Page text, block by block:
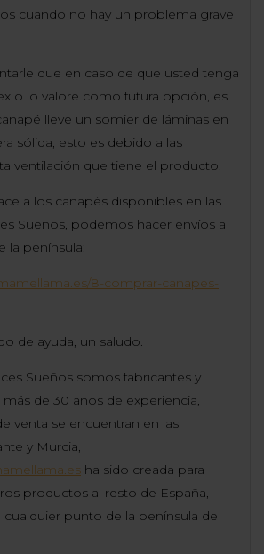
cuando no hay un problema grave
que en caso de que usted tenga
o lo valore como futura opción, es
lleve un somier de láminas en
sólida, esto es debido a las
ventilación que tiene el producto.
a los canapés disponibles en las
Sueños, podemos hacer envíos a
la península:
8-comprar-canapes-
de ayuda, un saludo.
Sueños somos fabricantes y
de 30 años de experiencia,
venta se encuentran en las
y Murcia,
ha sido creada para
productos al resto de España,
cualquier punto de la península de